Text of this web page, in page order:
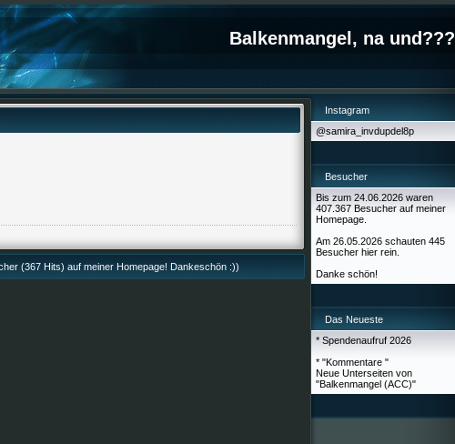
Balkenmangel, na und???
(367 Hits) auf meiner Homepage! Dankeschön :))
Instagram
@samira_invdupdel8p
Besucher
Bis zum 24.06.2026 waren
407.367 Besucher auf meiner
Homepage.
Am 26.05.2026 schauten 445
Besucher hier rein.
Danke schön!
Das Neueste
* Spendenaufruf 2026
* "Kommentare "
Neue Unterseiten von
"Balkenmangel (ACC)"